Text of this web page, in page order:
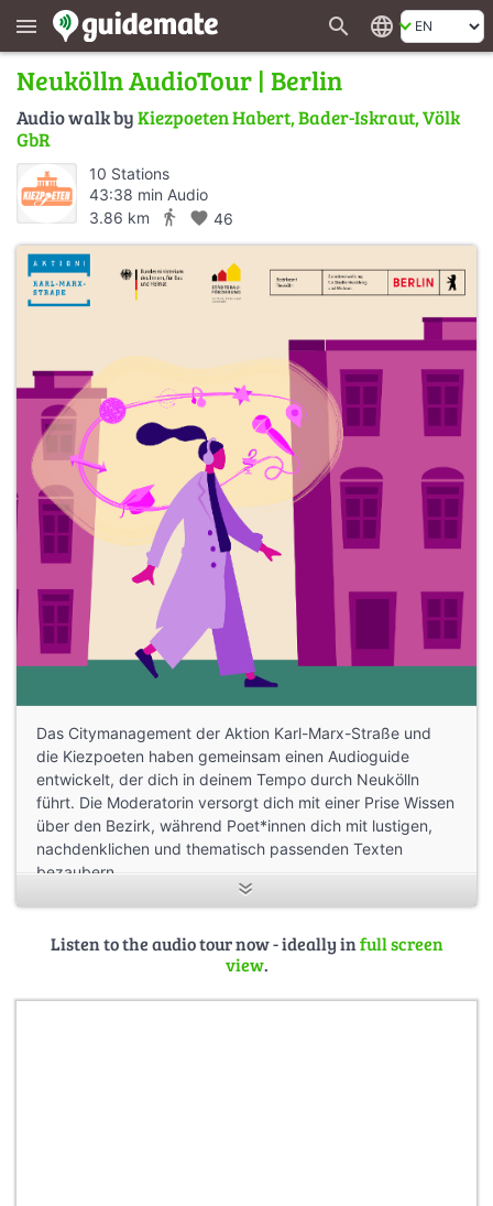
menu search language
Neukölln AudioTour | Berlin
Audio walk byKiezpoeten Habert, Bader-Iskraut, Völk
GbR
10 Stations
43:38 min Audio
3.86 km
directions_walk favorite 46
Das Citymanagement der Aktion Karl-Marx-Straße und
die Kiezpoeten haben gemeinsam einen Audioguide
entwickelt, der dich in deinem Tempo durch Neukölln
führt. Die Moderatorin versorgt dich mit einer Prise Wissen
über den Bezirk, während Poet*innen dich mit lustigen,
nachdenklichen und thematisch passenden Texten
bezaubern.
Unser, Veronika Rieger, Carl Yusuf Rieger, Aron Boks, Liuz
Listen to the audio tour now - ideally infull screen
view.